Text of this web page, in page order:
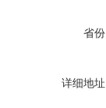
省
详细地